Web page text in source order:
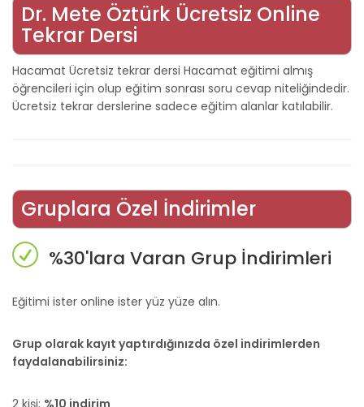
Dr. Mete Öztürk Ücretsiz Online
Tekrar Dersi
Hacamat Ücretsiz tekrar dersi Hacamat eğitimi almış
öğrencileri için olup eğitim sonrası soru cevap niteliğindedir.
Ücretsiz tekrar derslerine sadece eğitim alanlar katılabilir.
Gruplara Özel İndirimler
%30'lara Varan Grup İndirimleri
Eğitimi ister online ister yüz yüze alın.
Grup olarak kayıt yaptırdığınızda özel indirimlerden
faydalanabilirsiniz: